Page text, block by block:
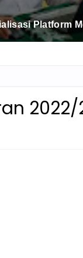
DAN
2022/